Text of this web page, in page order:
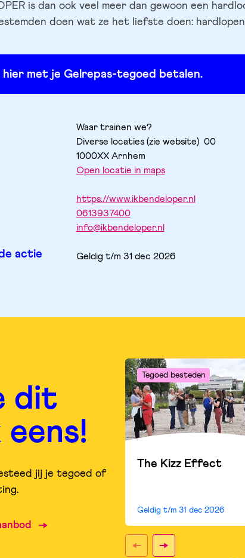
is dan ook veel meer dan gewoon een
doen wat ze het liefste doen:
hier met je Gelrepas-tegoed betalen.
Waar trainen we?
Diverse locaties (zie website) 00
1000XX Arnhem
Open locatie in maps
https://www.ikbendeloper.nl
0613937400
info@ikbendeloper.nl
actie Geldig t/m 31 dec 2026
dit
jij je tegoed of
Tegoed besteden
The Kizz Effect
Geldig t/m 31 dec 2026